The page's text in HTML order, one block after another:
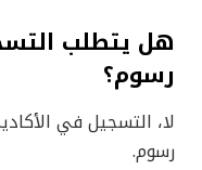
هل يتطلب
رسوم؟
لا، التسجيل في
رسوم.